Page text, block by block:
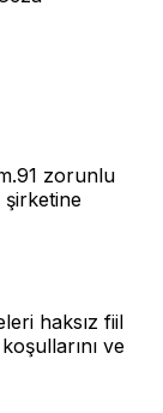
zorunlu
şirketine
haksız fiil
ve